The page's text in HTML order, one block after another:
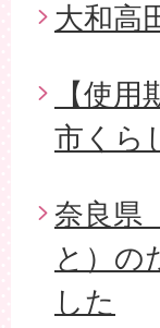
大和高
【使
市くら
奈良県
と）の
した